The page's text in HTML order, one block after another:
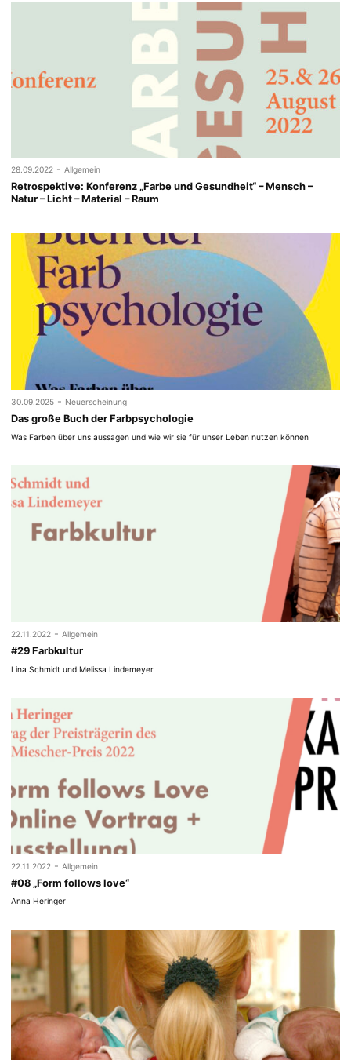
28.09.2022 - Allgemein
Retrospektive: Konferenz „Farbe und Gesundheit“ – Mensch –
Natur – Licht – Material – Raum
30.09.2025 - Neuerscheinung
Das große Buch der Farbpsychologie
Was Farben über uns aussagen und wie wir sie für unser Leben nutzen können
22.11.2022 - Allgemein
#29 Farbkultur
Lina Schmidt und Melissa Lindemeyer
22.11.2022 - Allgemein
#08 „Form follows love“
Anna Heringer